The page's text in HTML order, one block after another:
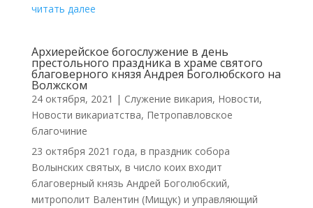
читать далее
Архиерейское богослужение в день
престольного праздника в храме святого
благоверного князя Андрея Боголюбского на
Волжском
24 октября, 2021 | Cлужение викария, Новости,
Новости викариатства, Петропавловское
благочиние
23 октября 2021 года, в праздник собора
Волынских святых, в число коих входит
благоверный князь Андрей Боголюбский,
митрополит Валентин (Мищук) и управляющий